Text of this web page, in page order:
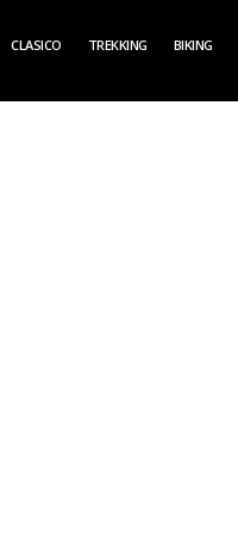
CLASICO TREKKING BIKING